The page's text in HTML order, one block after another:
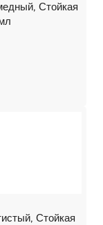
Стойкая
Стойкая